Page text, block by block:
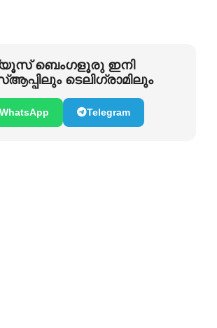
ബെംഗളൂരു ഇനി
ടെലിഗ്രാമിലും
Telegram